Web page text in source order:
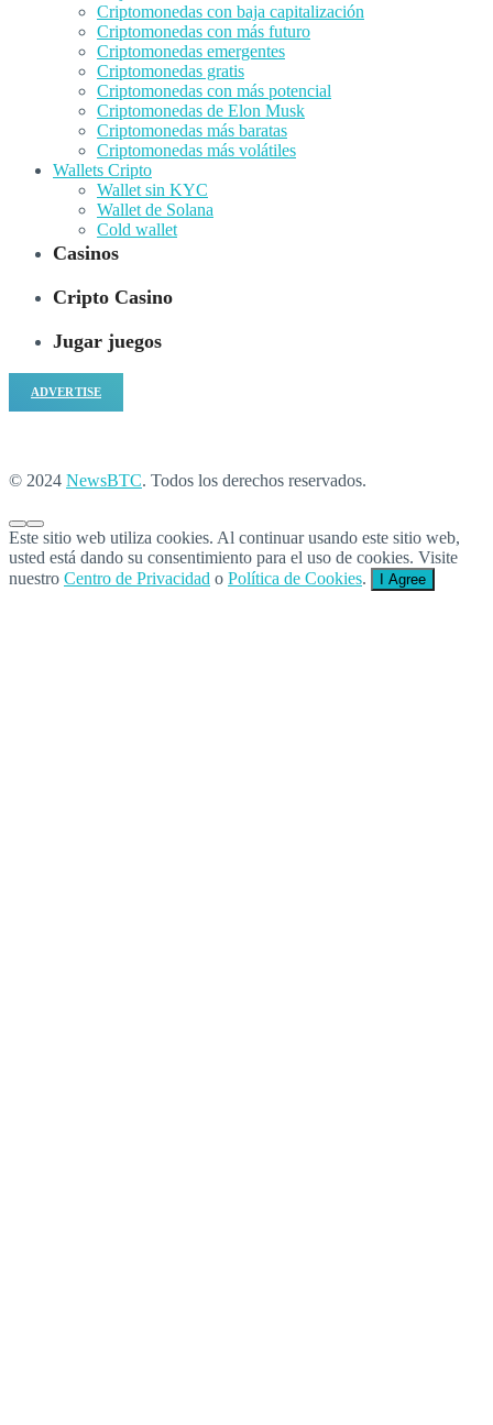
Criptomonedas con baja capitalización
Criptomonedas con más futuro
Criptomonedas emergentes
Criptomonedas gratis
Criptomonedas con más potencial
Criptomonedas de Elon Musk
Criptomonedas más baratas
Criptomonedas más volátiles
Wallets Cripto
Wallet sin KYC
Wallet de Solana
Cold wallet
Casinos
Cripto Casino
Jugar juegos
ADVERTISE
© 2024 NewsBTC. Todos los derechos reservados.
Este sitio web utiliza cookies. Al continuar usando este sitio web,
usted está dando su consentimiento para el uso de cookies. Visite
nuestro Centro de Privacidad o Política de Cookies. I Agree